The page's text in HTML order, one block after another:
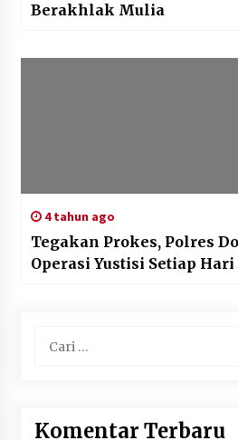
Berakhlak Mulia
4 tahun ago
Tegakan Prokes, Polres
Operasi Yustisi Setiap Hari
untuk:
Komentar Terbaru